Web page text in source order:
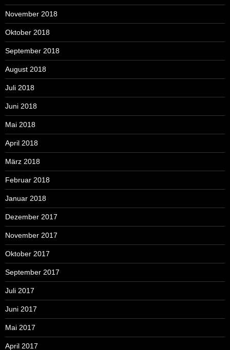
November 2018
Oktober 2018
September 2018
August 2018
Juli 2018
Juni 2018
Mai 2018
April 2018
März 2018
Februar 2018
Januar 2018
Dezember 2017
November 2017
Oktober 2017
September 2017
Juli 2017
Juni 2017
Mai 2017
April 2017